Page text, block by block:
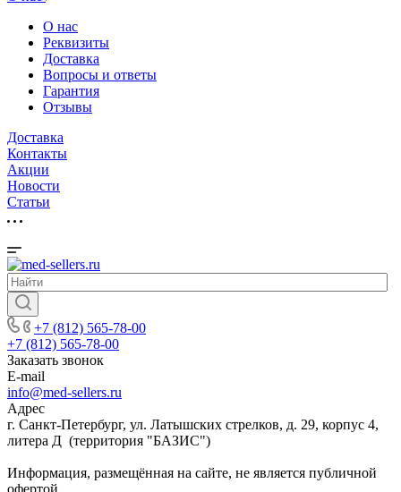
О нас
Реквизиты
Доставка
Вопросы и ответы
Гарантия
Отзывы
Доставка
Контакты
Акции
Новости
Cтатьи
+7 (812) 565-78-00
+7 (812) 565-78-00
Заказать звонок
E-mail
info@med-sellers.ru
Адрес
г. Санкт-Петербург, ул. Латышских стрелков, д. 29, корпус 4,
литера Д (территория "БАЗИС")
Информация, размещённая на сайте, не является публичной
офертой